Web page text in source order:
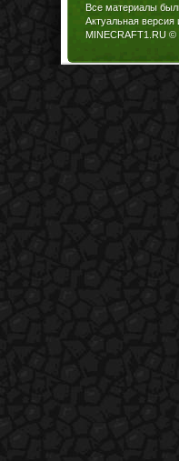
Все материалы
Актуальная версия
MINECRAFT1.RU ©